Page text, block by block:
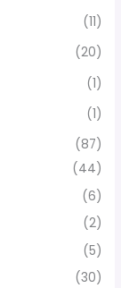
(11)
(20)
(1)
(1)
(87)
(44)
(6)
(2)
(5)
(30)